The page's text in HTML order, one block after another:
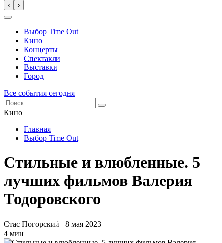
‹ ›
Выбор Time Out
Кино
Концерты
Спектакли
Выставки
Город
Все события сегодня
Кино
Главная
Выбор Time Out
Стильные и влюбленные. 5
лучших фильмов Валерия
Тодоровского
Стас Погорский
8 мая 2023
4 мин